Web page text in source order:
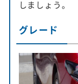
しましょう。
グレード